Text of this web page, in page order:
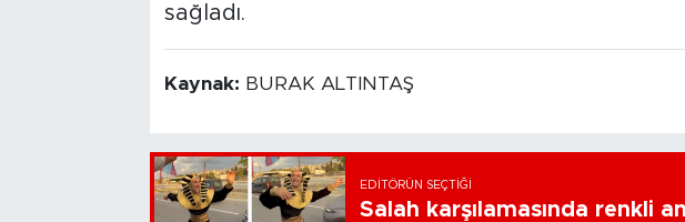
sağladı.
Kaynak: BURAK ALTINTAŞ
EDITÖRÜN SEÇTIĞI
Salah karşılamasında renkli